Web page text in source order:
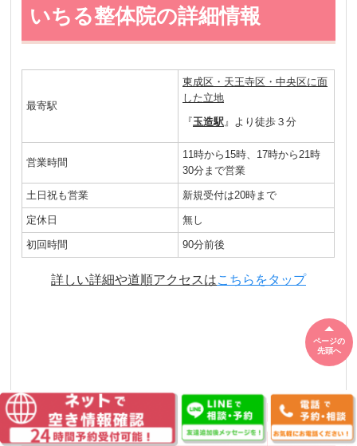
いちる整体院の詳細情報
最寄駅
東成区・天王寺区・中央区に面
した立地
『玉造駅』より徒歩３分
営業時間
11時から15時、17時から21時
30分まで営業
土日祝も営業 新規受付は20時まで
定休日 無し
初回時間 90分前後
詳しい詳細や道順アクセスはこちらをタップ
初回のご予約はこちらから
ページの
先頭へ